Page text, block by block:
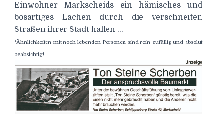
Einwohner Markscheids ein hämisches und
bösartiges Lachen durch die verschneiten
Straßen ihrer Stadt hallen …
*Ähnlichkeiten mit noch lebenden Personen sind rein zufällig und absolut
beabsichtig!